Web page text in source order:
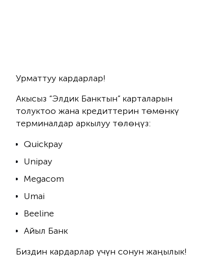
Урматтуу кардарлар!
Акысыз “Элдик Банктын” карталарын
толуктоо жана кредиттерин төмөнкү
терминалдар аркылуу төлөңүз:
Quickpay
Unipay
Megacom
Umai
Beeline
Айыл Банк
Биздин кардарлар үчүн сонун жаңылык!